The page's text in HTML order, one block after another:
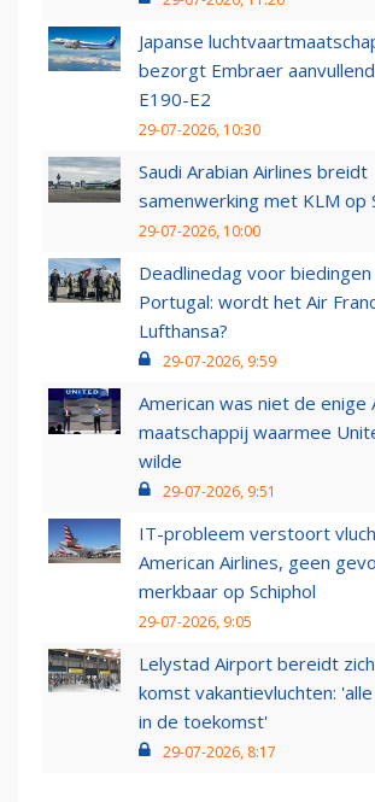
Japanse
bezorgt Embraer
E190-E2
29-07-2026, 10:30
Saudi Arabian Airlines breidt
samenwerking met KLM op
29-07-2026, 10:00
Deadlinedag voor
Portugal: wordt het Air
Lufthansa?
29-07-2026, 9:59
American was niet de enige
maatschappij waarmee
wilde
29-07-2026, 9:51
IT-probleem verstoort
American Airlines, geen
merkbaar op Schiphol
29-07-2026, 9:05
Lelystad Airport bereidt
komst vakantievluchten:
in de toekomst'
29-07-2026, 8:17